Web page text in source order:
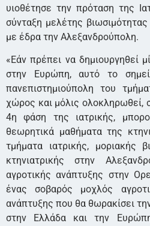
υιοθέτησε την πρόταση της
σύνταξη μελέτης
με έδρα την Αλεξανδρούπολη.
«Εάν πρέπει να δημιουργηθεί
στην Ευρώπη, αυτό το
πανεπιστημιούπολη του
χώρος και μόλις ολοκληρωθεί,
4η φάση της ιατρικής,
θεωρητικά μαθήματα της
τμήματα ιατρικής, μοριακής
κτηνιατρικής στην
αγροτικής ανάπτυξης στην
ένας σοβαρός μοχλός
ανάπτυξης που θα θωρακίσει
στην Ελλάδα και την